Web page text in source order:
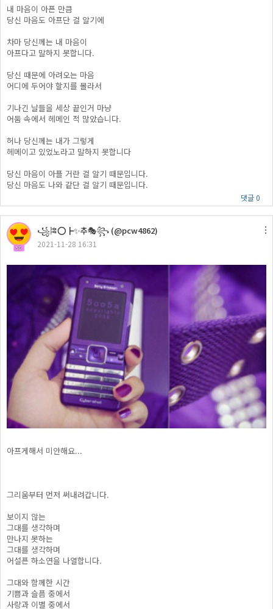
내 마음이 아픈 만큼
당신 마음도 아프단 걸 알기에
차마 당신께는 내 마음이
아프다고 말하지 못합니다.
당신 때문에 아려오는 마음
어디에 두어야 할지를 몰라서
기나긴 날들을 세상 끝인거 마냥
어둠 속에서 헤메인 적 많았습니다.
허나 당신께는 내가 그렇게
헤메이고 있었노라고 말하지 못합니다
당신 마음이 아플 거란 걸 알기 때문입니다.
당신 마음도 나와 같단 걸 알기 때문입니다.
댓글 0
50
꧁🎏⭕┣✨추🎭꧂ (@pcw4862)
2021-11-28 16:31
아프게해서 미안해요...
그리움부터 먼저 써내려갑니다.
보이지 않는
그대를 생각하며
만나지 못하는
그대를 생각하며
어설픈 하소연을 나열합니다.
그대와 함께한 시간
기쁨과 슬픔 중에서
사랑과 이별 중에서